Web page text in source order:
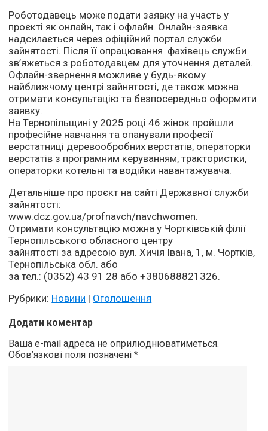
Роботодавець може подати заявку на участь у
проєкті як онлайн, так і офлайн. Онлайн-заявка
надсилається через офіційний портал служби
зайнятості. Після її опрацювання фахівець служби
зв’яжеться з роботодавцем для уточнення деталей.
Офлайн-звернення можливе у будь-якому
найближчому центрі зайнятості, де також можна
отримати консультацію та безпосередньо оформити
заявку.
На Тернопільщині у 2025 році 46 жінок пройшли
професійне навчання та опанували професії
верстатниці деревообробних верстатів, операторки
верстатів з програмним керуванням, трактористки,
операторки котельні та водійки навантажувача.
Детальніше про проєкт на сайті Державної служби
зайнятості:
www.dcz.gov.ua/profnavch/navchwomen.
Отримати консультацію можна у Чортківській філії
Тернопільського обласного центру
зайнятості за адресою вул. Хичія Івана, 1, м. Чортків,
Тернопільська обл. або
за тел.: (0352) 43 91 28 або +380688821326.
Рубрики: Новини | Оголошення
Додати коментар
Ваша e-mail адреса не оприлюднюватиметься.
Обов’язкові поля позначені*